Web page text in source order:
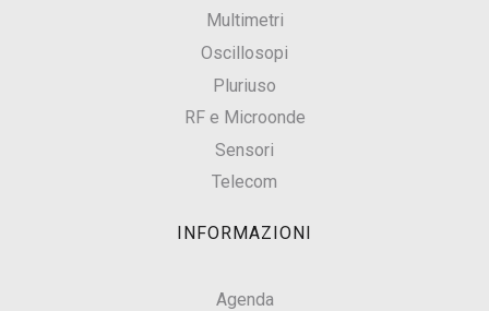
Multimetri
Oscillosopi
Pluriuso
RF e Microonde
Sensori
Telecom
INFORMAZIONI
Agenda